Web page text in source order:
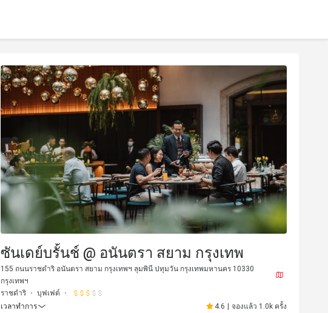
H********
ซันเดย์บรั้นช์ @ อนันตรา สยาม กรุงเทพ
155 ถนนราชดำริ อนันตรา สยาม กรุงเทพฯ ลุมพินี ปทุมวัน กรุงเทพมหานคร 10330
กรุงเทพฯ
ราชดำริ
บุฟเฟต์
เวลาทำการ
4.6 | จองแล้ว 1.0k ครั้ง